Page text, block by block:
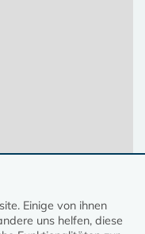
Einige von ihnen
uns helfen, diese